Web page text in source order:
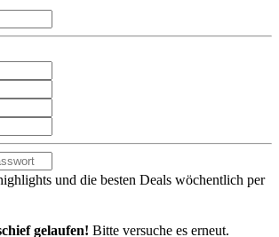
und die besten Deals wöchentlich per
gelaufen! Bitte versuche es erneut.